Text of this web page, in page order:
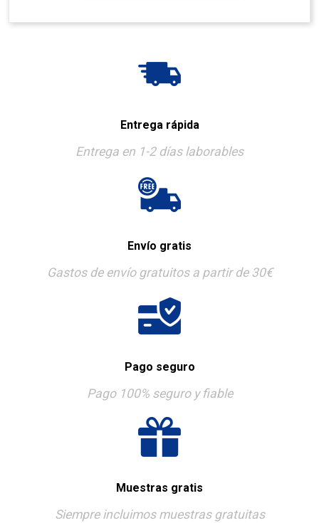
Entrega rápida
Entrega en 1-2 días laborables
Envío gratis
Gastos de envío gratuitos a partir de 30€
Pago seguro
Pago 100% seguro y fiable
Muestras gratis
Siempre incluimos muestras gratuitas